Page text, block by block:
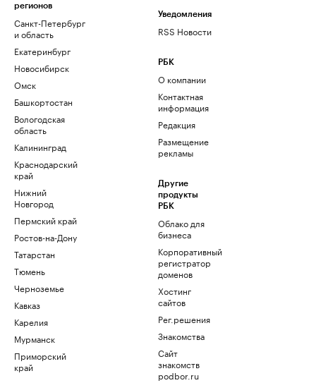
регионов
Санкт-Петербург
и область
Екатеринбург
Новосибирск
Омск
Башкортостан
Вологодская
область
Калининград
Краснодарский
край
Нижний
Новгород
Пермский край
Ростов-на-Дону
Татарстан
Тюмень
Черноземье
Кавказ
Карелия
Мурманск
Приморский
край
Уведомления
RSS Новости
РБК
О компании
Контактная
информация
Редакция
Размещение
рекламы
Другие
продукты
РБК
Облако для
бизнеса
Корпоративный
регистратор
доменов
Хостинг
сайтов
Рег.решения
Знакомства
Сайт
знакомств
podbor.ru